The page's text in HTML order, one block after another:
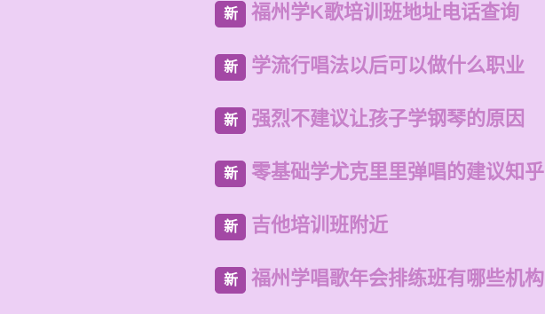
新 福州学K歌培训班地址电话查询
新 学流行唱法以后可以做什么职业
新 强烈不建议让孩子学钢琴的原因
新 零基础学尤克里里弹唱的建议知乎
新 吉他培训班附近
新 福州学唱歌年会排练班有哪些机构